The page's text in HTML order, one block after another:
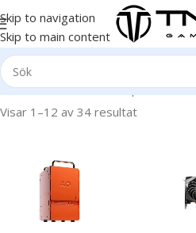
Skip to navigation
Skip to main content
Hem/Hårdvara och komponenter/
Visar 1–12 av 34 resultat